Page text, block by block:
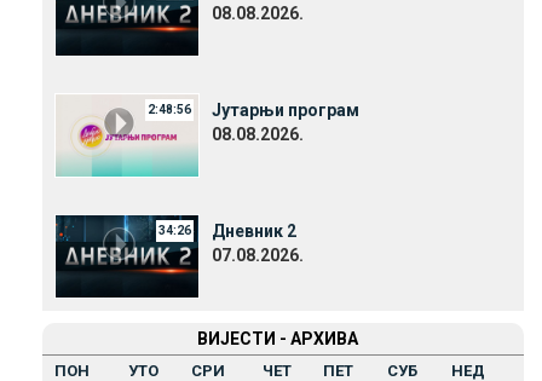
08.08.2026.
2:48:56
Јутарњи програм
08.08.2026.
34:26
Дневник 2
07.08.2026.
ВИЈЕСТИ - АРХИВА
ПОН УТО СРИ ЧЕТ ПЕТ СУБ НЕД